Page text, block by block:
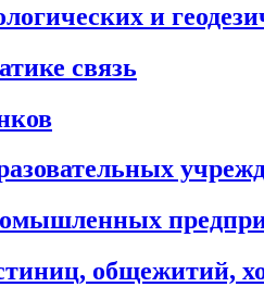
и
связь
общежитий,